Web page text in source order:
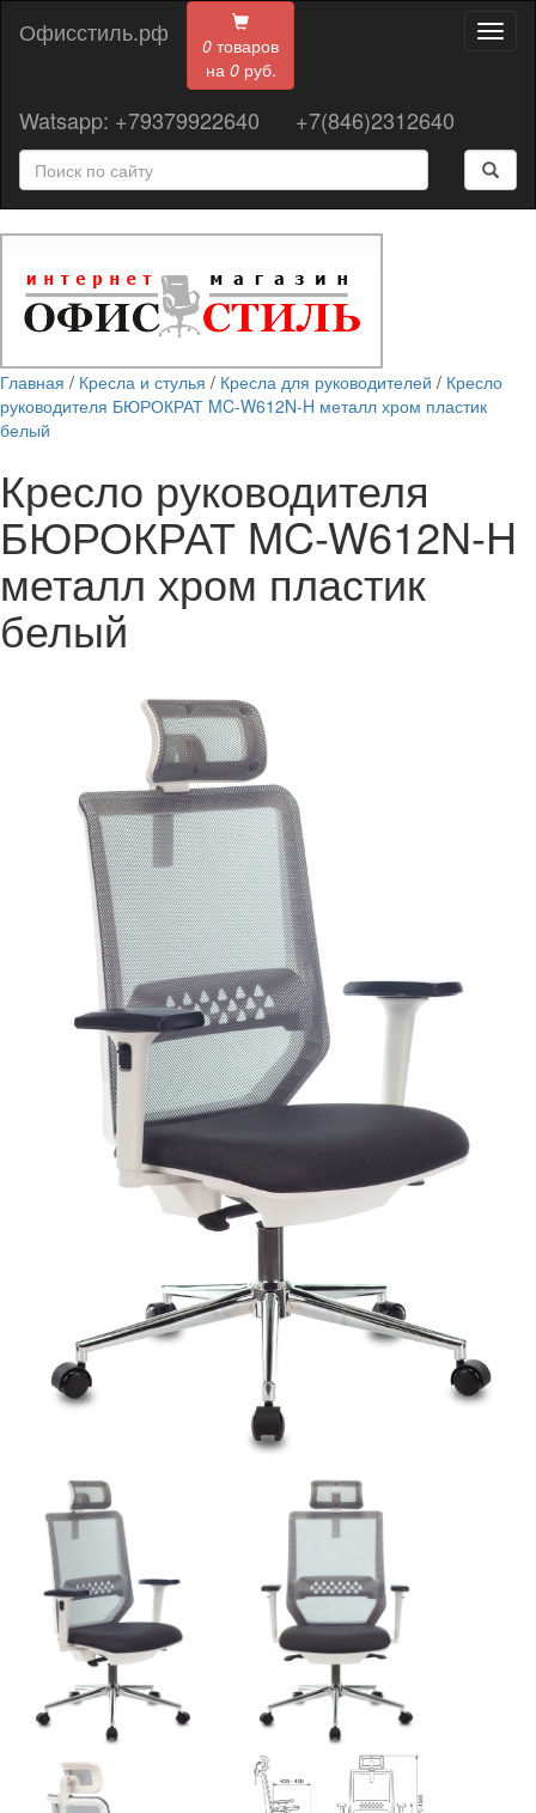
0 товаров
на 0руб.
Офисстиль.рф
Watsapp: +79379922640 +7(846)2312640
Главная / Кресла и стулья / Кресла для руководителей / Кресло
руководителя БЮРОКРАТ MC-W612N-H металл хром пластик
белый
Кресло руководителя
БЮРОКРАТ MC-W612N-H
металл хром пластик
белый